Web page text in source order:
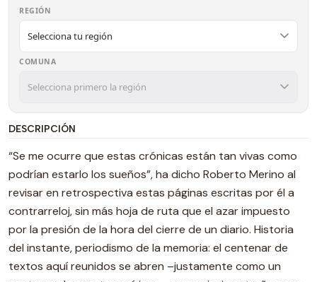
REGIÓN
COMUNA
DESCRIPCIÓN
“Se me ocurre que estas crónicas están tan vivas como
podrían estarlo los sueños”, ha dicho Roberto Merino al
revisar en retrospectiva estas páginas escritas por él a
contrarreloj, sin más hoja de ruta que el azar impuesto
por la presión de la hora del cierre de un diario. Historia
del instante, periodismo de la memoria: el centenar de
textos aquí reunidos se abren –justamente como un